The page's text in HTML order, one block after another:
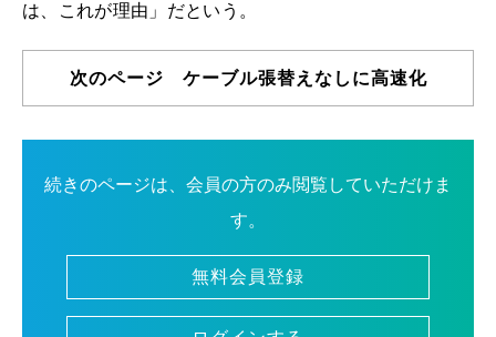
は、これが理由」だという。
次のページ ケーブル張替えなしに高速化
続きのページは、会員の方のみ閲覧していただけま
す。
無料会員登録